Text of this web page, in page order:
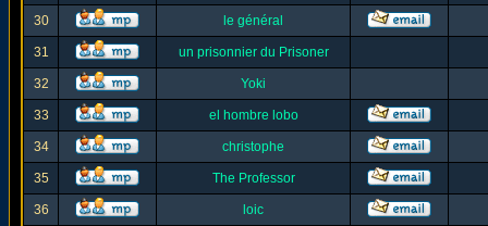
30 le général
31 un prisonnier du Prisoner
32 Yoki
33 el hombre lobo
34 christophe
35 The Professor
36 loic